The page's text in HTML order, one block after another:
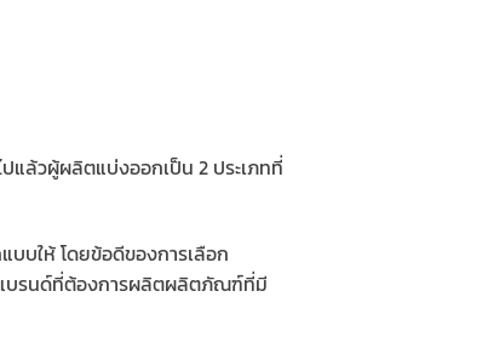
ล้วผู้ผลิตแบ่งออกเป็น 2 ประเภทที่
บให้ โดยข้อดีของการเลือก
แบรนด์ที่ต้องการผลิตผลิตภัณฑ์ที่มี